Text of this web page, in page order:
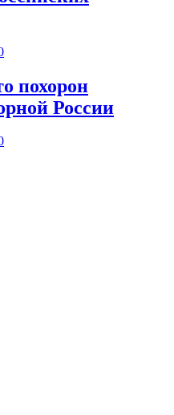
похорон
России